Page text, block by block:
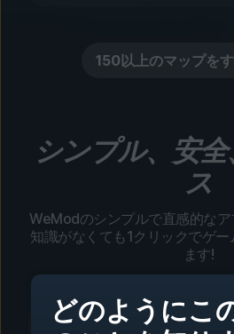
150以上のマップを
シンプル、安
ス
WeModのシンプルで直感的な
知識がなくても1クリックでゲ
ます!
どのようにこ